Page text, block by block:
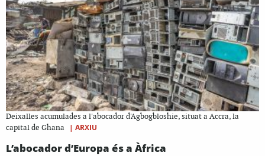
Deixalles acumulades a l'abocador d'Agbogbloshie, situat a Accra, la
capital de Ghana
| ARXIU
L’abocador d’Europa és a Àfrica